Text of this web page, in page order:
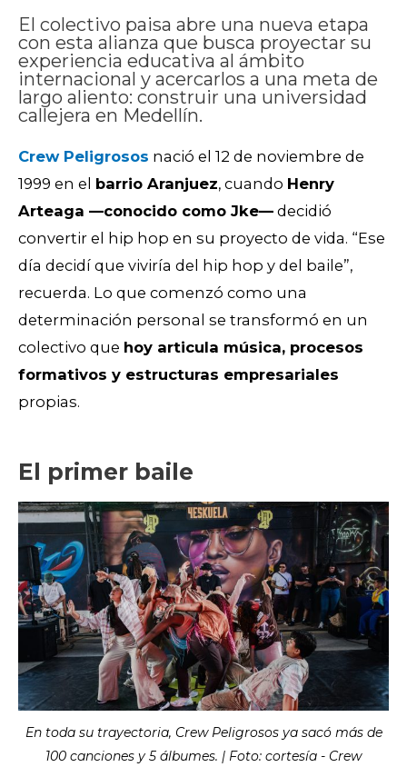
El colectivo paisa abre una nueva etapa
con esta alianza que busca proyectar su
experiencia educativa al ámbito
internacional y acercarlos a una meta de
largo aliento: construir una universidad
callejera en Medellín.
Crew Peligrosos nació el 12 de noviembre de
1999 en el barrio Aranjuez, cuando Henry
Arteaga —conocido como Jke— decidió
convertir el hip hop en su proyecto de vida. “Ese
día decidí que viviría del hip hop y del baile”,
recuerda. Lo que comenzó como una
determinación personal se transformó en un
colectivo que hoy articula música, procesos
formativos y estructuras empresariales
propias.
El primer baile
En toda su trayectoria, Crew Peligrosos ya sacó más de
100 canciones y 5 álbumes. | Foto: cortesía - Crew